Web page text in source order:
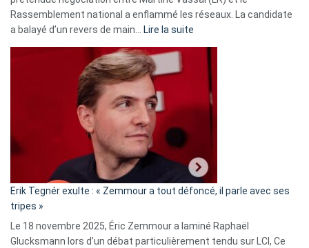
Rassemblement national a enflammé les réseaux. La candidate
a balayé d’un revers de main… Lire la suite
Martine
Vassal
d’alliance
secrète
«
C’est
fake
news
Erik Tegnér exulte : « Zemmour a tout défoncé, il parle avec ses
tripes »
Le 18 novembre 2025, Éric Zemmour a laminé Raphaël
Glucksmann lors d’un débat particulièrement tendu sur LCI, Ce